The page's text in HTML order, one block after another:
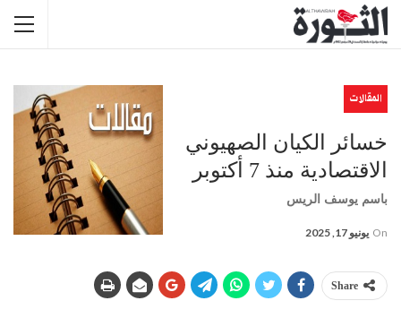
المقالات
خسائر الكيان الصهيوني
الاقتصادية منذ 7 أكتوبر
باسم يوسف الريس
On يونيو 17, 2025
Share